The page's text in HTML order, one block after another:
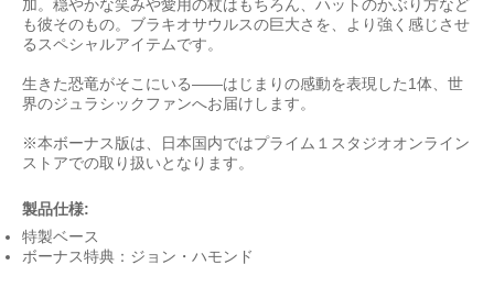
加。穏やかな笑みや愛用の杖はもちろん、ハットのかぶり方など
も彼そのもの。ブラキオサウルスの巨大さを、より強く感じさせ
るスペシャルアイテムです。
生きた恐竜がそこにいる——はじまりの感動を表現した1体、世
界のジュラシックファンへお届けします。
※本ボーナス版は、日本国内ではプライム１スタジオオンライン
ストアでの取り扱いとなります。
製品仕様:
特製ベース
ボーナス特典：ジョン・ハモンド